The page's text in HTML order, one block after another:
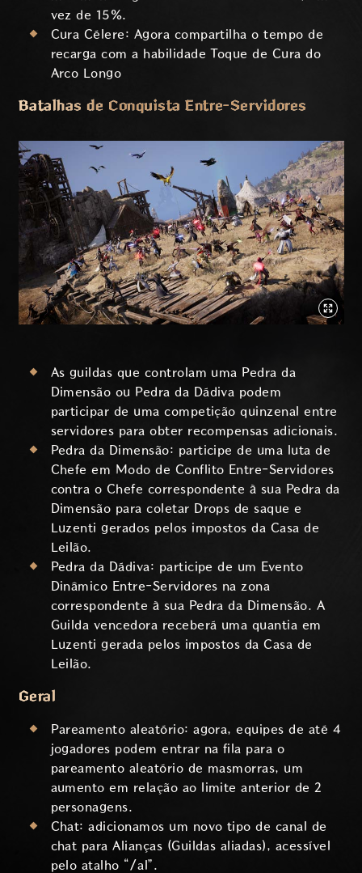
vez de 15%.
Cura Célere: Agora compartilha o tempo de
recarga com a habilidade Toque de Cura do
Arco Longo
Batalhas de Conquista Entre-Servidores
As guildas que controlam uma Pedra da
Dimensão ou Pedra da Dádiva podem
participar de uma competição quinzenal entre
servidores para obter recompensas adicionais.
Pedra da Dimensão: participe de uma luta de
Chefe em Modo de Conflito Entre-Servidores
contra o Chefe correspondente à sua Pedra da
Dimensão para coletar Drops de saque e
Luzenti gerados pelos impostos da Casa de
Leilão.
Pedra da Dádiva: participe de um Evento
Dinâmico Entre-Servidores na zona
correspondente à sua Pedra da Dimensão. A
Guilda vencedora receberá uma quantia em
Luzenti gerada pelos impostos da Casa de
Leilão.
Geral
Pareamento aleatório: agora, equipes de até 4
jogadores podem entrar na fila para o
pareamento aleatório de masmorras, um
aumento em relação ao limite anterior de 2
personagens.
Chat: adicionamos um novo tipo de canal de
chat para Alianças (Guildas aliadas), acessível
pelo atalho “/al”.